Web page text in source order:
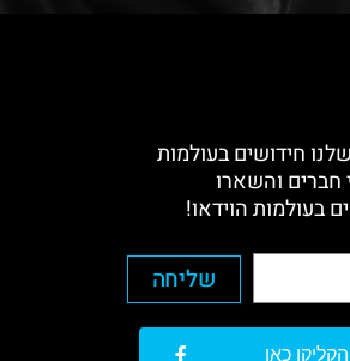
חידושים בעולמות
חברים והשארו
בעולמות הוידאו!
שליחה
כאן